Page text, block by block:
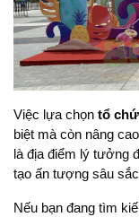
Việc lựa chọn tổ
biệt mà còn nâng
là địa điểm lý tưởng
tạo ấn tượng sâu
Nếu bạn đang tìm